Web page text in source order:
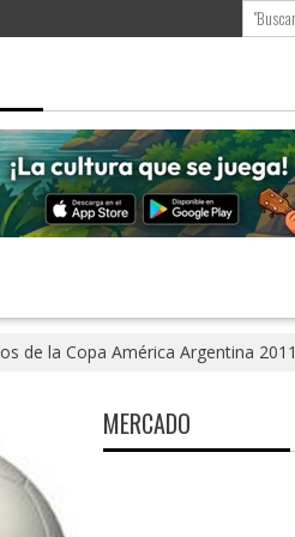
de la Copa América Argentina 2011
MERCADO